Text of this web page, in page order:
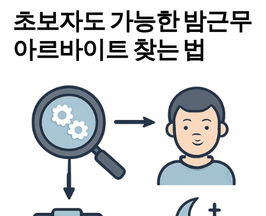
초보자도 가능한 밤근무
아르바이트 찾는 법